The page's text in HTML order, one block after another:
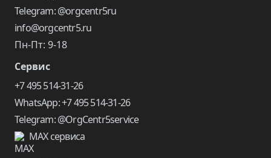
Telegram: @orgcentr5ru
info@orgcentr5.ru
Пн-Пт: 9-18
Сервис
+7 495 514-31-26
WhatsApp: +7 495 514-31-26
Telegram: @OrgCentr5service
MAX сервиса